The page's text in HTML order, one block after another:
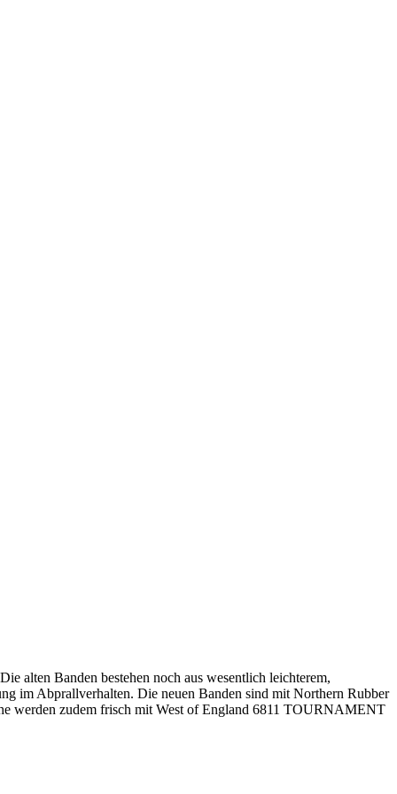
alten Banden bestehen noch aus wesentlich leichterem,
im Abprallverhalten. Die neuen Banden sind mit Northern Rubber
werden zudem frisch mit West of England 6811 TOURNAMENT